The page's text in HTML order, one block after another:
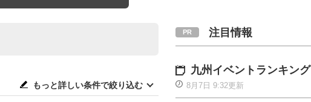
もっと詳しい条件で絞り込む
注目情報
九州イベントランキング
8月7日 9:32更新